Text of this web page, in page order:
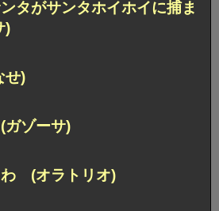
タがサンタホイホイに捕ま
)
せ)
ゾーサ)
わ (オラトリオ)